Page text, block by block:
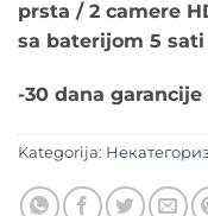
prsta / 2 camere
sa baterijom 5
-30 dana
Kategorija: